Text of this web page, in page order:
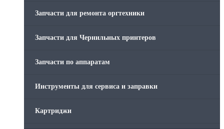
Товары для заправки
Фольга , изолента, скотч и тд
Запчасти для ремонта оргтехники
Запчасти для Чернильных принтеров
Запчасти по аппаратам
Инструменты для сервиса и заправки
Картриджи